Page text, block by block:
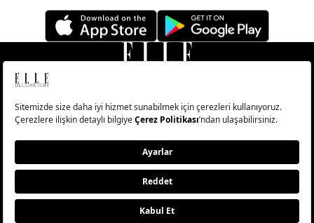
© Big Medya Teknoloji A.Ş. Altunizade Mahallesi Kuşbakışı
Caddesi No:27/1 Üsküdar/İstanbul
Aydınlatma Metni
Copyright © 2026 - Tüm Hakları Saklıdır.